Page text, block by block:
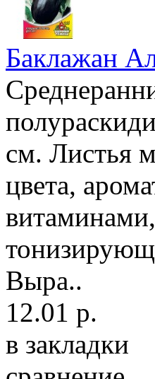
Баклажан
см. Листья
цвета,
Выра..
12.01 р.
в закладки